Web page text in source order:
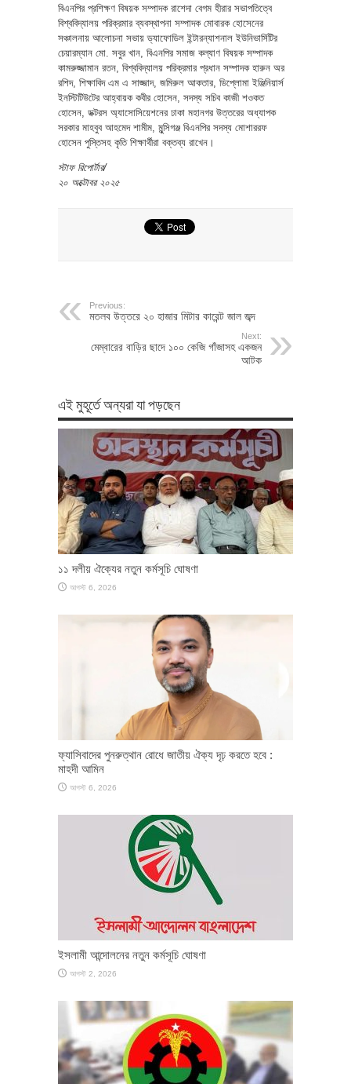
বিএনপির প্রশিক্ষণ বিষয়ক সম্পাদক রাশেদা বেগম হীরার সভাপতিত্বে
বিশ্ববিদ্যালয় পরিক্রমার ব্যবস্থাপনা সম্পাদক মোবারক হোসেনের
সঞ্চালনায় আলোচনা সভায় ড্যাফোডিল ইন্টারন্যাশনাল ইউনিভার্সিটির
চেয়ারম্যান মো. সবুর খান, বিএনপির সমাজ কল্যাণ বিষয়ক সম্পাদক
কামরুজ্জামান রতন, বিশ্ববিদ্যালয় পরিক্রমার প্রধান সম্পাদক হারুন অর
রশিদ, শিক্ষাবিদ এম এ সাজ্জাদ, জমিরুল আকতার, ডিপ্লোমা ইঞ্জিনিয়ার্স
ইনস্টিটিউটের আহ্বায়ক কবীর হোসেন, সদস্য সচিব কাজী শওকত
হোসেন, ডক্টরস অ্যাসোসিয়েশনের ঢাকা মহানগর উত্তরের অধ্যাপক
সরকার মাহবুব আহমেদ শামীম, মুন্সিগঞ্জ বিএনপির সদস্য মোশাররফ
হোসেন পুস্তিসহ কৃতি শিক্ষার্থীরা বক্তব্য রাখেন।
স্টাফ রিপোর্টার/
২০ অক্টোবর ২০২৫
Previous:
মতলব উত্তরে ২০ হাজার মিটার কারেন্ট জাল জব্দ
Next:
মেম্বারের বাড়ির ছাদে ১০০ কেজি গাঁজাসহ একজন
আটক
এই মুহূর্তে অন্যরা যা পড়ছেন
১১ দলীয় ঐক্যের নতুন কর্মসূচি ঘোষণা
আগস্ট 6, 2026
ফ্যাসিবাদের পুনরুত্থান রোধে জাতীয় ঐক্য দৃঢ় করতে হবে :
মাহদী আমিন
আগস্ট 6, 2026
ইসলামী আন্দোলনের নতুন কর্মসূচি ঘোষণা
আগস্ট 2, 2026